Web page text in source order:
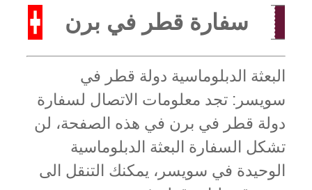
سفارة قطر في برن
البعثة الدبلوماسية دولة قطر في
سويسر: تجد معلومات الاتصال لسفارة
دولة قطر في برن في هذه الصفحة، لن
تشكل السفارة البعثة الدبلوماسية
الوحيدة في سويسر، يمكنك التنقل الى